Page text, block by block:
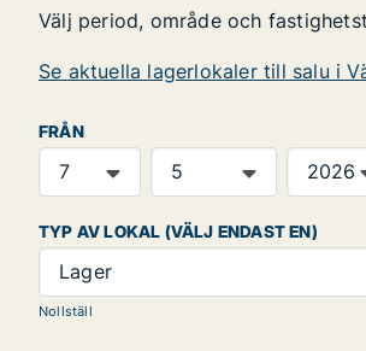
Välj period, område och
Se aktuella lagerlokaler till salu i
FRÅN
TYP AV LOKAL (VÄLJ ENDAST EN)
Lager
Nollställ